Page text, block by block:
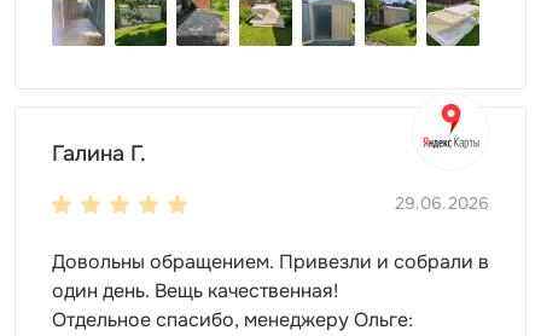
в гибкости и быстроте.
окружающий ландшафт или соответствовать
его не только функциональным, но и эстетически
В заключение, контейнер SKOGGY — это не просто
средство для хранения, но и универсальный
Галина Г.
29.06.2026
Довольны обращением. Привезли и собрали в
один день. Вещь качественная!
Отдельное спасибо, менеджеру Ольге: